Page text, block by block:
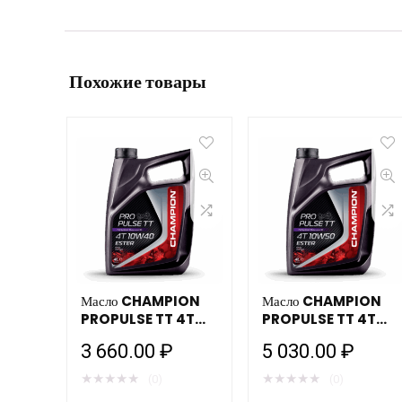
Похожие товары
Масло CHAMPION
PROPULSE TT 4T
мотоциклетное
3 660.00 ₽
★ ★ ★ ★ ★
Масло CHAMPION
PROPULSE TT 4T
мотоциклетное
5 030.00 ₽
★ ★ ★ ★ ★